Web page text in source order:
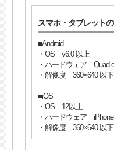
スマホ・タブレット
■Android
・OS v6.0 以上
・ハードウェア Quad-
・解像度 360×640 以下
■iOS
・OS 12以上
・ハードウェア
・解像度 360×640 以下